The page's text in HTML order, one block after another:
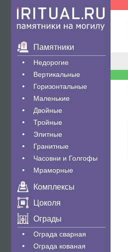
Памятники
Недорогие
Вертикальные
Горизонтальные
Маленькие
Двойные
Тройные
Элитные
Гранитные
Часовни и Голгофы
Мраморные
Комплексы
Цоколя
Ограды
Ограда сварная
Ограда кованая